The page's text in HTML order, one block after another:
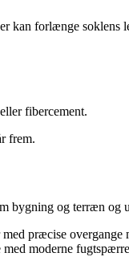
kan forlænge soklens
fibercement.
frem.
bygning og terræn og
præcise
moderne